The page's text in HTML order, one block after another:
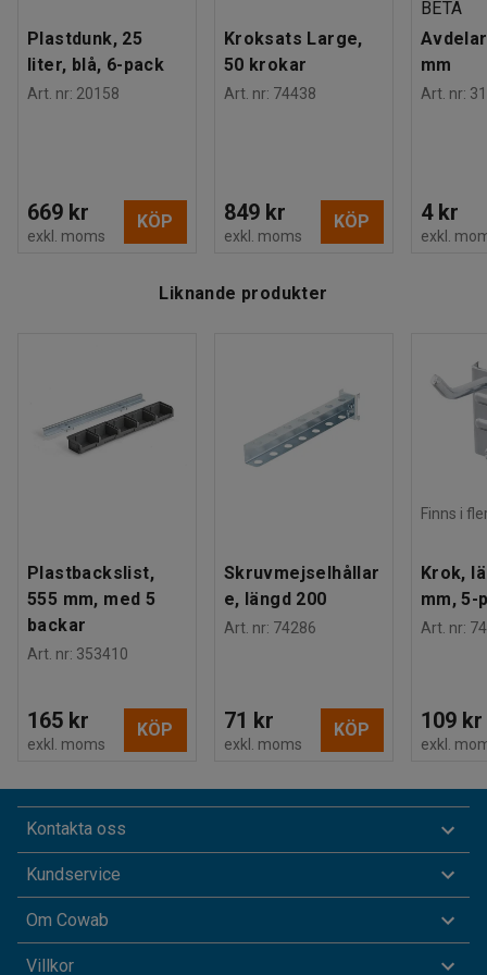
Plastdunk, 25
liter, blå, 6-pack
Art. nr: 20158
669 kr
exkl. moms
KÖP
Kroksats Large,
50 krokar
Art. nr: 74438
849 kr
exkl. moms
KÖP
BETA
mm
Art. nr:
4 kr
exkl.
Liknande produkter
Plastbackslist,
555 mm, med 5
backar
Art. nr: 353410
165 kr
exkl. moms
KÖP
Skruvmejselhållar
e, längd 200
Art. nr: 74286
71 kr
exkl. moms
KÖP
Finns i
Krok,
mm, 5-
Art. nr:
109 kr
exkl.
Kontakta oss
Kundservice
Om Cowab
Villkor